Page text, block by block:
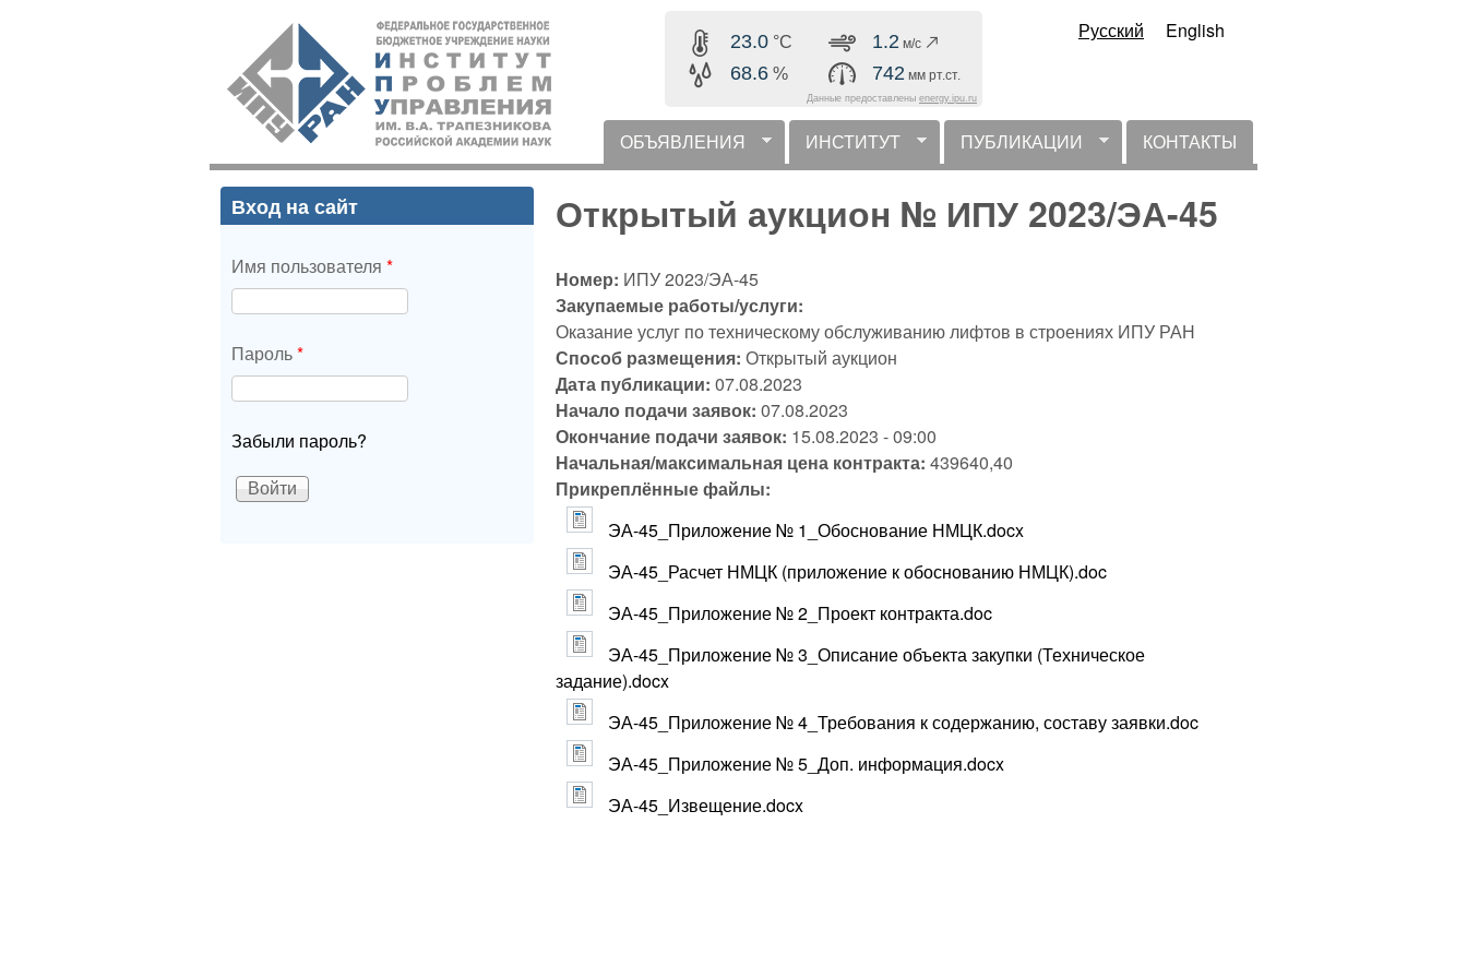
содержанию
ИПУ
РАН
23.0 °C
68.6 %
1.2 м/с
742 мм рт.ст.
Данные предоставлены energy.ipu.ru
Русский English
горизонтальное меню
ОБЪЯВЛЕНИЯ ИНСТИТУТ ПУБЛИКАЦИИ КОНТАКТЫ
Открытый аукцион № ИПУ 2023/ЭА-45
Номер: ИПУ 2023/ЭА-45
Закупаемые работы/услуги:
Оказание услуг по техническому обслуживанию лифтов в строениях ИПУ РАН
Способ размещения:Открытый аукцион
Дата публикации:07.08.2023
Начало подачи заявок:07.08.2023
Окончание подачи заявок: 15.08.2023 - 09:00
Начальная/максимальная цена контракта:439640,40
Прикреплённые файлы:
ЭА-45_Приложение № 1_Обоснование НМЦК.docx
ЭА-45_Расчет НМЦК (приложение к обоснованию НМЦК).doc
ЭА-45_Приложение № 2_Проект контракта.doc
ЭА-45_Приложение № 3_Описание объекта закупки (Техническое
задание).docx
ЭА-45_Приложение № 4_Требования к содержанию, составу заявки.doc
ЭА-45_Приложение № 5_Доп. информация.docx
ЭА-45_Извещение.docx
Вход на сайт
Имя пользователя *
Пароль*
Забыли пароль?